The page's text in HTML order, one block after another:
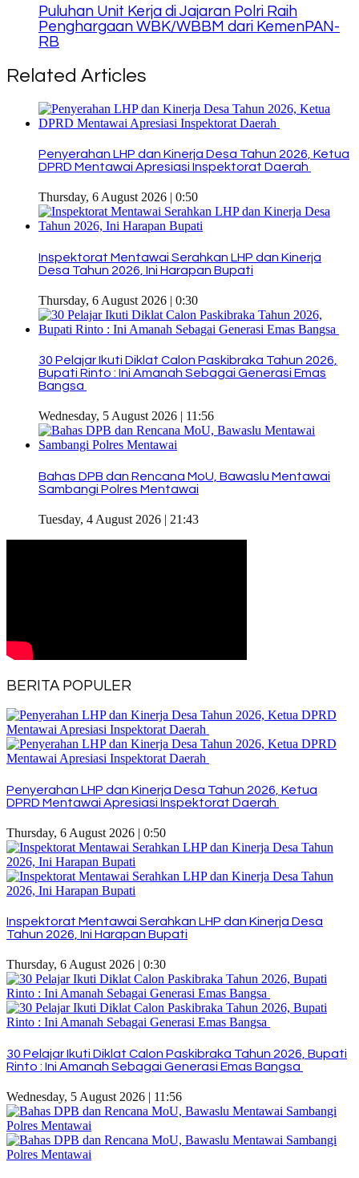
Puluhan Unit Kerja di Jajaran Polri Raih
Penghargaan WBK/WBBM dari KemenPAN-
RB
Related Articles
Penyerahan LHP dan Kinerja Desa Tahun 2026, Ketua
DPRD Mentawai Apresiasi Inspektorat Daerah
Thursday, 6 August 2026 | 0:50
Inspektorat Mentawai Serahkan LHP dan Kinerja
Desa Tahun 2026, Ini Harapan Bupati
Thursday, 6 August 2026 | 0:30
30 Pelajar Ikuti Diklat Calon Paskibraka Tahun 2026,
Bupati Rinto : Ini Amanah Sebagai Generasi Emas
Bangsa
Wednesday, 5 August 2026 | 11:56
Bahas DPB dan Rencana MoU, Bawaslu Mentawai
Sambangi Polres Mentawai
Tuesday, 4 August 2026 | 21:43
BERITA POPULER
Penyerahan LHP dan Kinerja Desa Tahun 2026, Ketua
DPRD Mentawai Apresiasi Inspektorat Daerah
Thursday, 6 August 2026 | 0:50
Inspektorat Mentawai Serahkan LHP dan Kinerja Desa
Tahun 2026, Ini Harapan Bupati
Thursday, 6 August 2026 | 0:30
30 Pelajar Ikuti Diklat Calon Paskibraka Tahun 2026, Bupati
Rinto : Ini Amanah Sebagai Generasi Emas Bangsa
Wednesday, 5 August 2026 | 11:56